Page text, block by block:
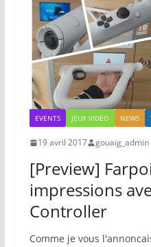
EVENTS JEUX VIDÉO NEWS
19 avril 2017 gouaig_admin
[Preview]
impressions
Controller
Comme je vous